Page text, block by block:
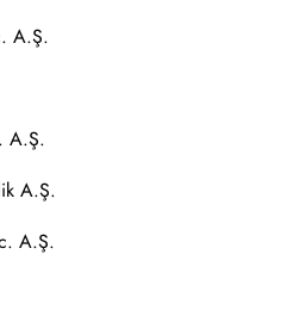
A.Ş.
A.Ş.
A.Ş.
A.Ş.